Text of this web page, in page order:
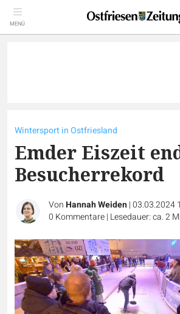
MENÜ
Wintersport in Ostfriesland
Emder Eiszeit
Besucherrekord
VonHannah Weiden|03.03.2024
0 Kommentare| Lesedauer: ca. 2